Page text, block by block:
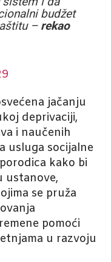
budžet
– rekao
jačanju
deprivaciji,
i naučenih
usluga socijalne
kako bi
ustanove,
se pruža
pomoći
u razvoju